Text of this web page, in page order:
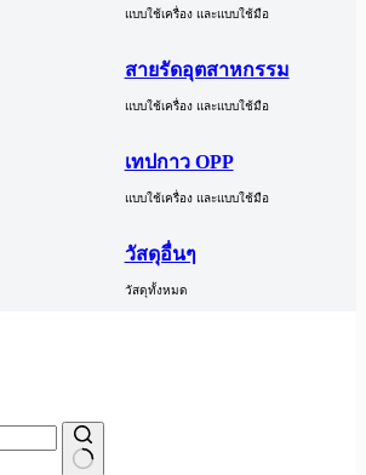
แบบใช้เครื่อง และแบบใช้มือ
สายรัดอุตสาหกรรม
แบบใช้เครื่อง และแบบใช้มือ
เทปกาว OPP
แบบใช้เครื่อง และแบบใช้มือ
วัสดุอื่นๆ
วัสดุทั้งหมด